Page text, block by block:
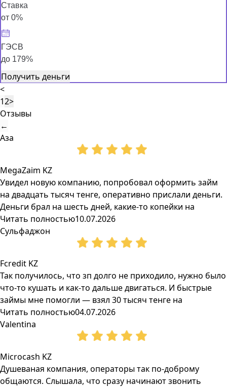
Ставка
от 0%
ГЭСВ
до 179%
Получить деньги
<
12>
Отзывы
←
Аза
MegaZaim KZ
Увидел новую компанию, попробовал оформить займ
на двадцать тысяч тенге, оперативно прислали деньги.
Деньги брал на шесть дней, какие-то копейки на
Читать полностью10.07.2026
Сульфаджон
Fcredit KZ
Так получилось, что зп долго не приходило, нужно было
что-то кушать и как-то дальше двигаться. И быстрые
займы мне помогли — взял 30 тысяч тенге на
Читать полностью04.07.2026
Valentina
Microcash KZ
Душеваная компания, операторы так по-доброму
общаются. Слышала, что сразу начинают звонить